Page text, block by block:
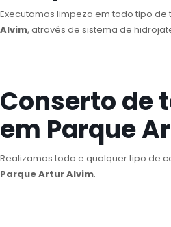
Executamos limpeza em todo tipo de
Alvim, através de sistema de
Conserto de
em Parque
Realizamos todo e qualquer tipo de
Parque Artur Alvim.